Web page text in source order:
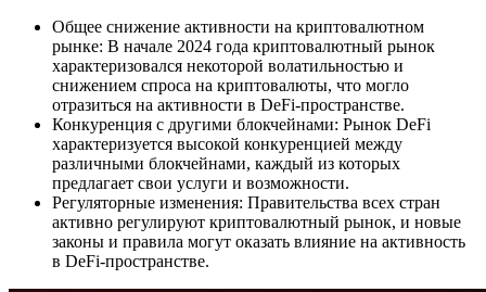
Общее снижение активности на криптовалютном
рынке: В начале 2024 года криптовалютный рынок
характеризовался некоторой волатильностью и
снижением спроса на криптовалюты, что могло
отразиться на активности в DeFi-пространстве.
Конкуренция с другими блокчейнами: Рынок DeFi
характеризуется высокой конкуренцией между
различными блокчейнами, каждый из которых
предлагает свои услуги и возможности.
Регуляторные изменения: Правительства всех стран
активно регулируют криптовалютный рынок, и новые
законы и правила могут оказать влияние на активность
в DeFi-пространстве.